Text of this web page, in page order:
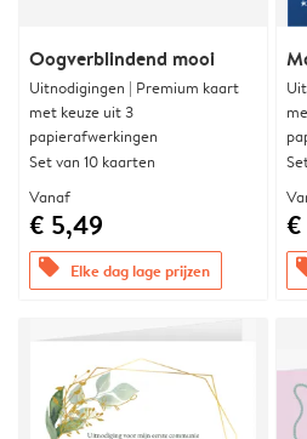
Oogverblindend mooi
Uitnodigingen | Premium kaart
met keuze uit 3
papierafwerkingen
Set van 10 kaarten
Vanaf
€ 5,49
offers Elke dag lage prijzen